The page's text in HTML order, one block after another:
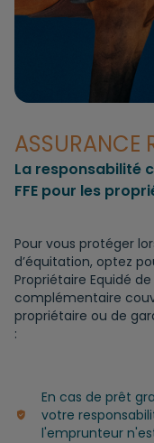
ASSURANCE
La responsabilité
FFE pour les
Pour vous protéger
d’équitation, optez
Propriétaire Equidé
complémentaire
propriétaire ou de
:
En cas de prêt
votre
l'emprunteur